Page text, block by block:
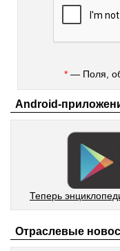
* — Поля,
Android-
Теперь
Отраслевые